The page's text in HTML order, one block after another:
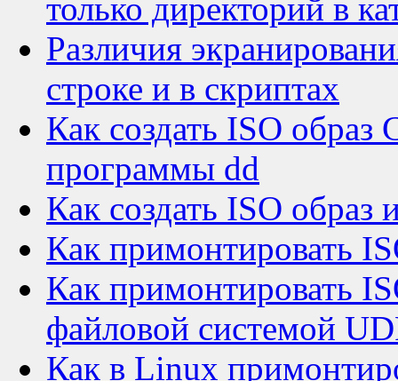
только директорий в
Различия
строке и в скриптах
Как создать ISO
программы dd
Как создать ISO образ
Как примонтировать
Как примонтировать
файловой системой
Как в Linux